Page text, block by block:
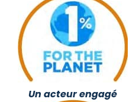
Un acteur engagé